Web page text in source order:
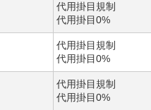
代用掛目規制
代用掛目0%
代用掛目規制
代用掛目0%
代用掛目規制
代用掛目0%